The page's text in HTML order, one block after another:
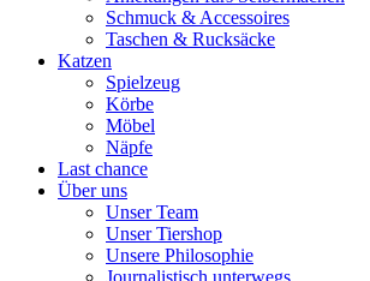
Schmuck & Accessoires
Taschen & Rucksäcke
Katzen
Spielzeug
Körbe
Möbel
Näpfe
Last chance
Über uns
Unser Team
Unser Tiershop
Unsere Philosophie
Journalistisch unterwegs